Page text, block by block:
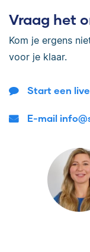
Vraag het
Kom je ergens
voor je klaar.
Start een
E-mail